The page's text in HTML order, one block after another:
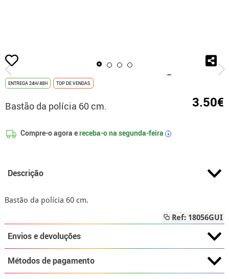
início Bastão da polícia 60 cm.
ENTREGA 24H/48H TOP DE VENDAS
Bastão da polícia 60 cm. 3.50€
Compre-o agora ereceba-o na segunda-feira i
Descrição
Bastão da polícia 60 cm.
Ref: 18056GUI
Envios e devoluções
Métodos de pagamento